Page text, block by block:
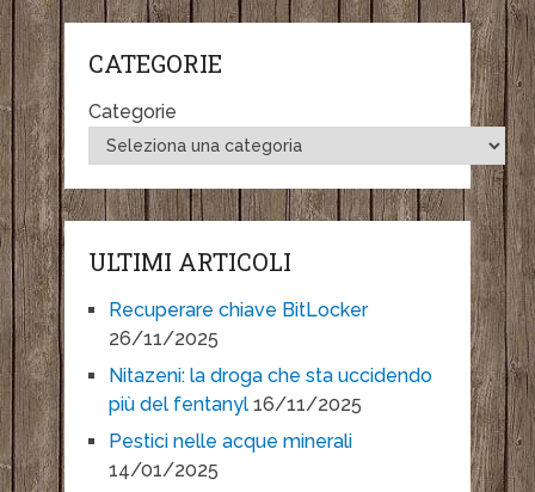
CATEGORIE
Categorie
ULTIMI ARTICOLI
Recuperare chiave BitLocker
26/11/2025
Nitazeni: la droga che sta uccidendo
più del fentanyl 16/11/2025
Pestici nelle acque minerali
14/01/2025